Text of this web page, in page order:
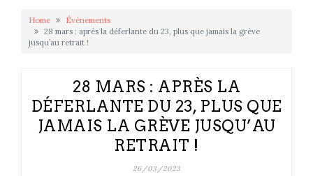
Home
Événements
28 mars : après la déferlante du 23, plus que jamais la grève
jusqu’au retrait !
28 MARS : APRÈS LA
DÉFERLANTE DU 23, PLUS QUE
JAMAIS LA GRÈVE JUSQU’AU
RETRAIT !
26/03/2023